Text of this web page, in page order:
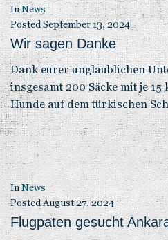
InNews
PostedSeptember 13, 2024
Wir sagen Danke
Dank eurer unglaublichen
insgesamt 200 Säcke mit je
Hunde auf dem türkischen
InNews
PostedAugust 27, 2024
Flugpaten gesucht